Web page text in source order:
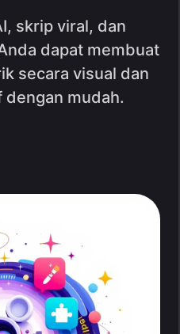
skrip viral, dan
dapat membuat
secara visual dan
mudah.